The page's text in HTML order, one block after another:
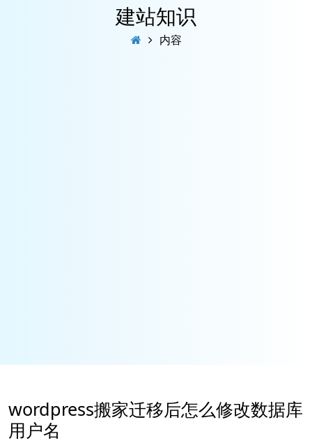
建站知识
内容
wordpress搬家迁移后怎么修改数据库
用户名